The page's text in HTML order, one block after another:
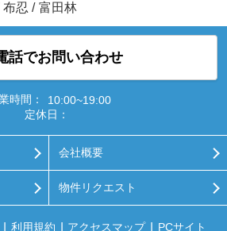
布忍 / 富田林
話でお問い合わせ
時間：
10:00~19:00
定休日：
会社概要
物件リクエスト
利用規約 アクセスマップ PCサイト